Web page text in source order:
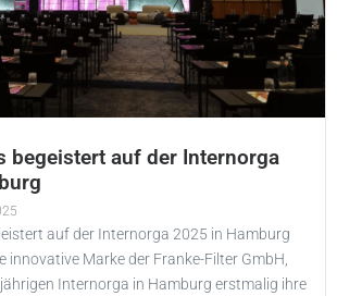
begeistert auf der Internorga
auf der Internorga 2025 in Hamburg
innovative Marke der Franke-Filter GmbH,
Internorga in Hamburg erstmalig ihre